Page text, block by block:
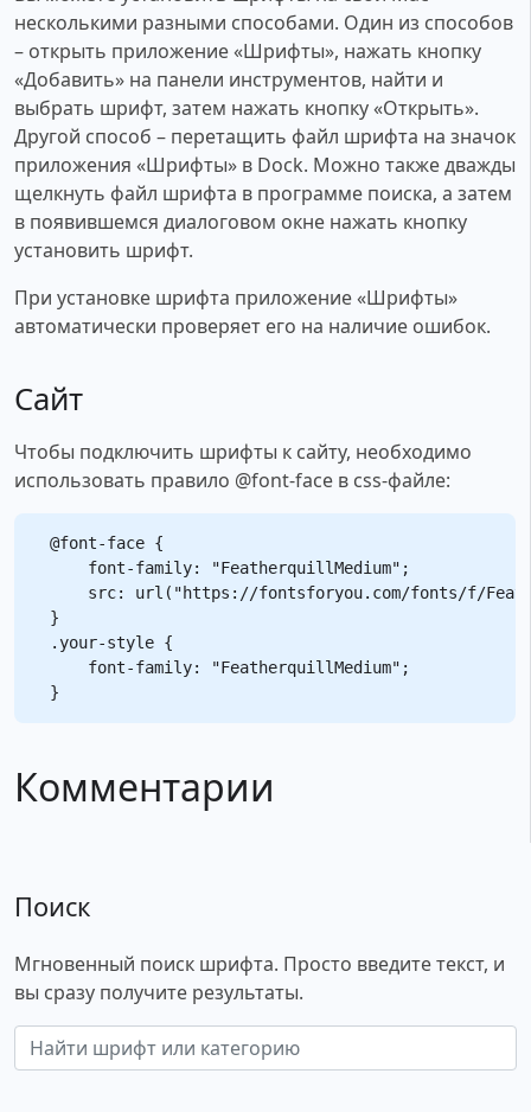
несколькими разными способами. Один из способов
– открыть приложение «Шрифты», нажать кнопку
«Добавить» на панели инструментов, найти и
выбрать шрифт, затем нажать кнопку «Открыть».
Другой способ – перетащить файл шрифта на значок
приложения «Шрифты» в Dock. Можно также дважды
щелкнуть файл шрифта в программе поиска, а затем
в появившемся диалоговом окне нажать кнопку
установить шрифт.
При установке шрифта приложение «Шрифты»
автоматически проверяет его на наличие ошибок.
Сайт
Чтобы подключить шрифты к сайту, необходимо
использовать правило @font-face в css-файле:
@font-face {
    font-family: "FeatherquillMedium";
src: url("https://fontsforyou.com/fonts/f/
}
.your-style {
    font-family: "FeatherquillMedium";
Комментарии
Поиск
Мгновенный поиск шрифта. Просто введите текст, и
вы сразу получите результаты.